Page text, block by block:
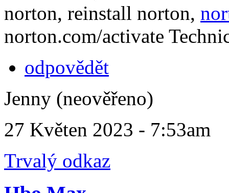
norton, reinstall norton,
norton.com/activate
odpovědět
Jenny (neověřeno)
27 Květen 2023 - 7:53am
Trvalý odkaz